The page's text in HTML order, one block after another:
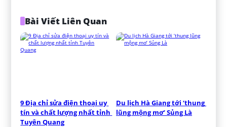
Bài Viết Liên Quan
9 Địa chỉ sửa điện thoại uy
tín và chất lượng nhất tỉnh
Tuyên Quang
Du lịch Hà Giang tới ‘thung
lũng mộng mơ’ Sủng Là